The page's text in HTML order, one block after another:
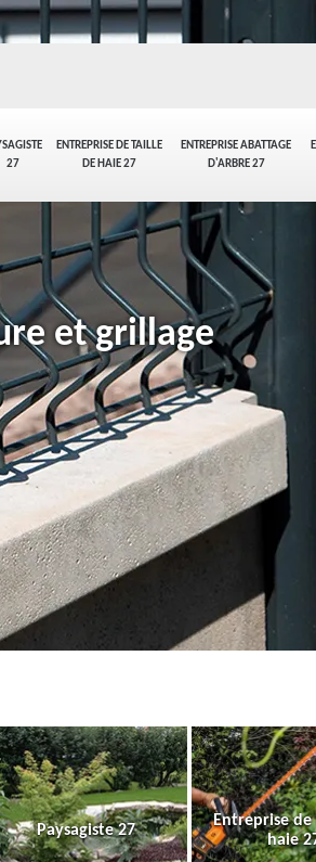
27
ENTREPRISE DE TAILLE
DE HAIE 27
ENTREPRISE ABATTAGE
D'ARBRE 27
et grillage
Paysagiste 27
Entreprise
haie